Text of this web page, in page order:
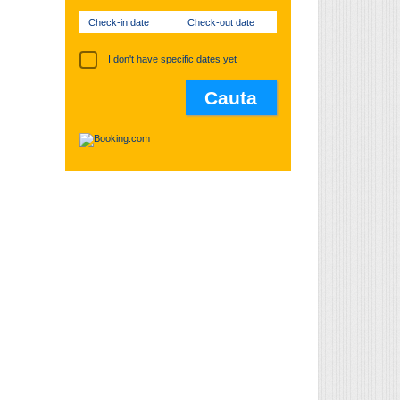
Check-in date Check-out date
I don't have specific dates yet